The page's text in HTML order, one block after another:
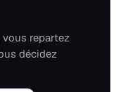
repartez
décidez